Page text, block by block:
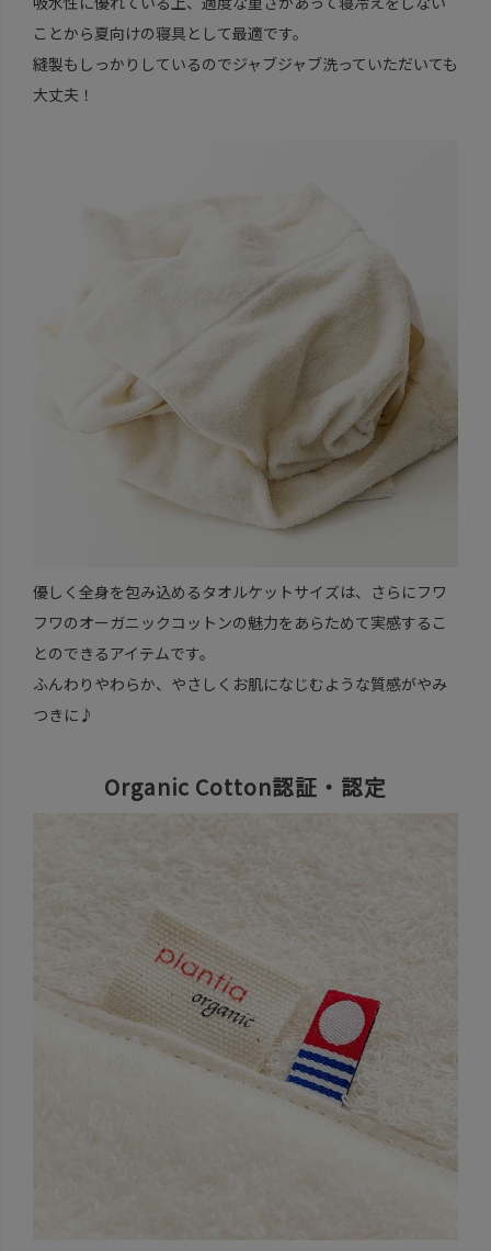
ことから夏向けの寝具として最適です。
縫製もしっかりしているのでジャブジャブ洗っていただいても
大丈夫！
優しく全身を包み込めるタオルケットサイズは、さらにフワ
フワのオーガニックコットンの魅力をあらためて実感するこ
とのできるアイテムです。
ふんわりやわらか、やさしくお肌になじむような質感がやみ
つきに♪
Organic Cotton認証・認定